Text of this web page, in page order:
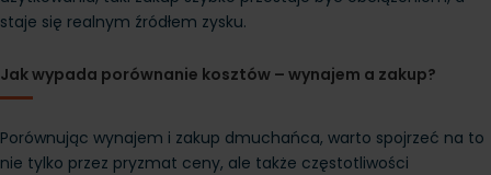
staje się realnym źródłem zysku.
Jak wypada porównanie kosztów – wynajem a zakup?
Porównując wynajem i zakup dmuchańca, warto spojrzeć na to
nie tylko przez pryzmat ceny, ale także częstotliwości